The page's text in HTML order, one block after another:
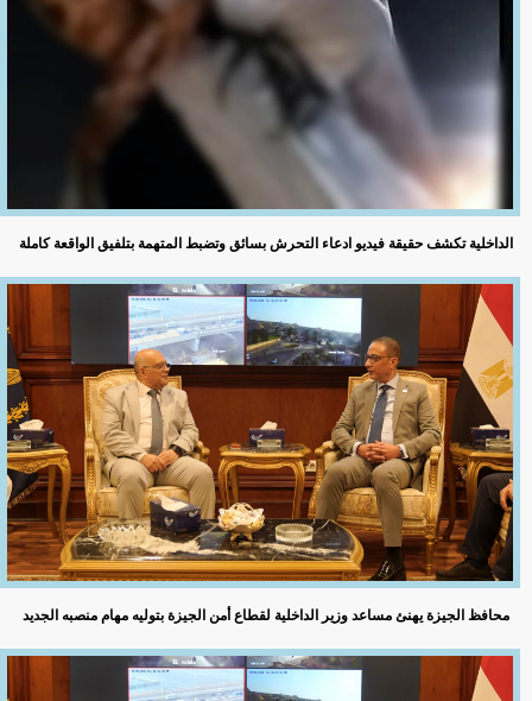
الداخلية تكشف حقيقة فيديو ادعاء التحرش بسائق وتضبط المتهمة بتلفيق الواقعة كاملة
محافظ الجيزة يهنئ مساعد وزير الداخلية لقطاع أمن الجيزة بتوليه مهام منصبه الجديد